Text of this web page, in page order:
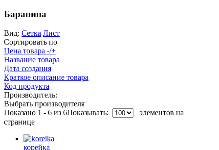
Баранина
Вид: Сетка Лист
Сортировать по
Цена товара -/+
Название товара
Дата создания
Краткое описание товара
Код продукта
Производитель:
Выбрать производителя
Показано 1 - 6 из 6Показывать:
элементов на
странице
корейка